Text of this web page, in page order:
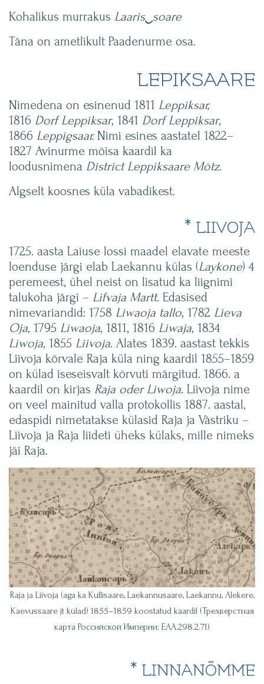
Kohalikus murrakus Laaris‿soare
Täna on ametlikult Paadenurme osa.
LEPIKSAARE
Nimedena on esinenud 1811 Leppiksar,
1816 Dorf Leppiksar, 1841 Dorf Leppiksar,
1866 Leppigsaar. Nimi esines aastatel 1822–
1827 Avinurme mõisa kaardil ka
loodusnimena District Leppiksaare Mötz.
Algselt koosnes küla vabadikest.
* LIIVOJA
1725. aasta Laiuse lossi maadel elavate meeste
loenduse järgi elab Laekannu külas (Laykone) 4
peremeest, ühel neist on lisatud ka liignimi
talukoha järgi – Lifvaja Martt. Edasised
nimevariandid: 1758 Liwaoja tallo, 1782 Lieva
Oja, 1795 Liwaoja, 1811, 1816 Liwaja, 1834
Liwoja, 1855 Liivoja. Alates 1839. aastast tekkis
Liivoja kõrvale Raja küla ning kaardil 1855–1859
on külad iseseisvalt kõrvuti märgitud. 1866. a
kaardil on kirjas Raja oder Liwoja. Liivoja nime
on veel mainitud valla protokollis 1887. aastal,
edaspidi nimetatakse külasid Raja ja Västriku –
Liivoja ja Raja liideti üheks külaks, mille nimeks
jäi Raja.
Raja ja Liivoja (aga ka Kullisaare, Laekannusaare, Laekannu, Alekere,
Kaevussaare jt külad) 1855–1859 koostatud kaardil (Трехверстная
карта Российской Империи; EAA.298.2.71)
* LINNANÕMME